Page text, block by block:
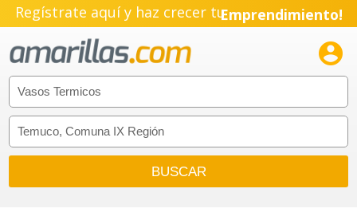
Regístrate aquí y haz crecer tuEmprendimiento!
